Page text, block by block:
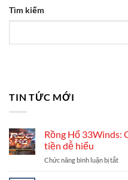
Tìm kiếm
TIN TỨC MỚI
Rồng Hổ 33Winds:
tiền dễ hiểu
Chức năng bình luận bị tắtở